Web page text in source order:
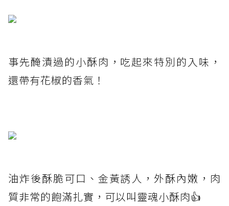
事先醃漬過的小酥肉，吃起來特別的入味，
還帶有花椒的香氣！
油炸後酥脆可口、金黃誘人，外酥內嫩，肉
質非常的飽滿扎實，可以叫靈魂小酥肉👍